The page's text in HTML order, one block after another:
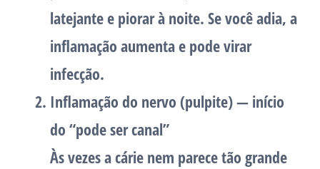
latejante e piorar à noite. Se você adia, a
inflamação aumenta e pode virar
infecção.
Inflamação do nervo (pulpite) — início
do “pode ser canal”
Às vezes a cárie nem parece tão grande